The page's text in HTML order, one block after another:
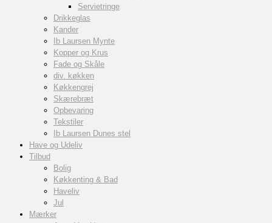
Servietringe
Drikkeglas
Kander
Ib Laursen Mynte
Kopper og Krus
Fade og Skåle
div. køkken
Køkkengrej
Skærebræt
Opbevaring
Tekstiler
Ib Laursen Dunes stel
Have og Udeliv
Tilbud
Bolig
Køkkenting & Bad
Haveliv
Jul
Mærker